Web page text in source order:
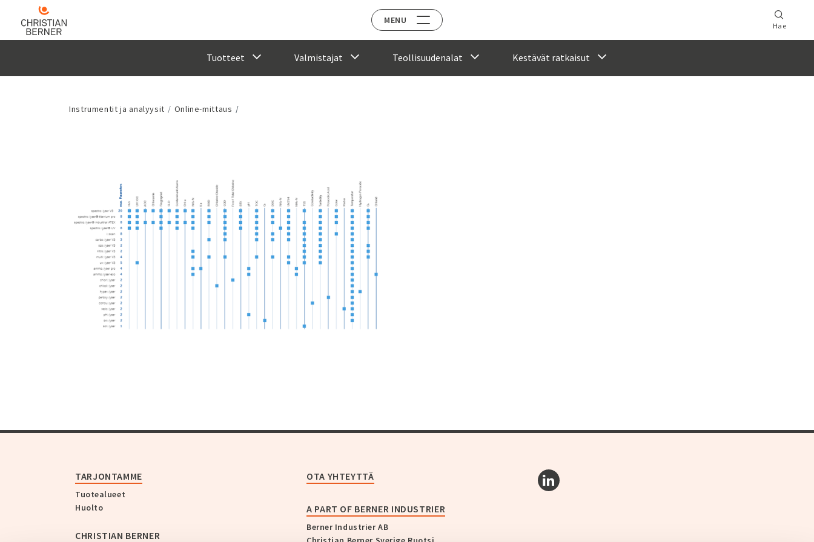
MENU
Hae
Tuotteet Valmistajat Teollisuudenalat Kestävät ratkaisut
Instrumentit ja analyysit Online-mittaus
TARJONTAMME
Tuotealueet
Huolto
CHRISTIAN BERNER
OTA YHTEYTTÄ
A PART OF BERNER INDUSTRIER
Berner Industrier AB